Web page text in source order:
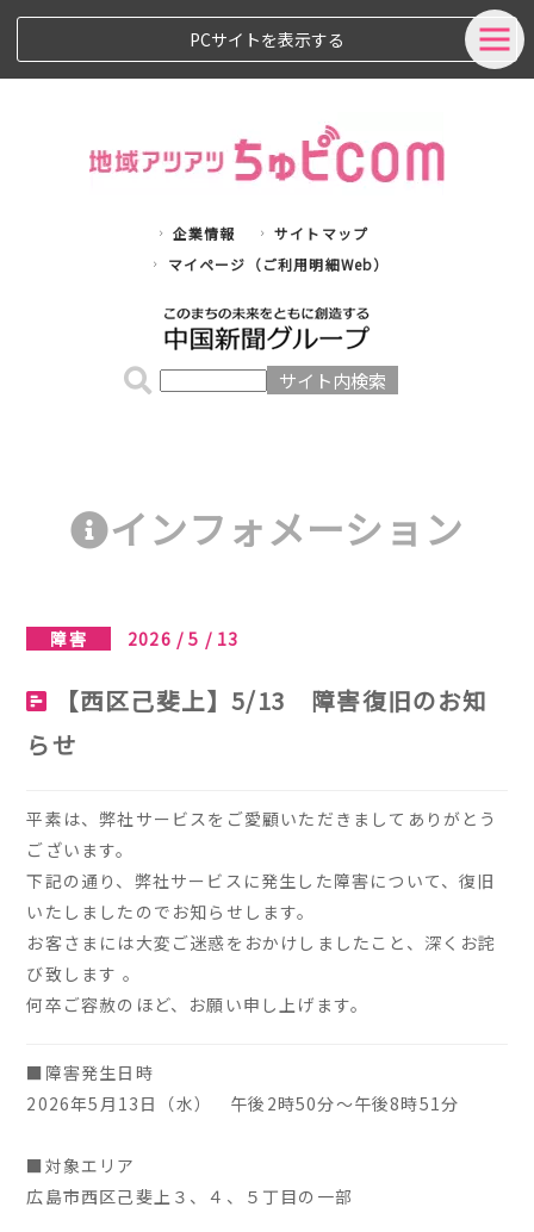
PCサイトを表示する
企業情報
サイトマップ
マイページ（ご利用明細Web）
インフォメーション
障害 2026 / 5 / 13
【西区己斐上】5/13 障害復旧のお知
らせ
平素は、弊社サービスをご愛顧いただきましてありがとう
ございます。
下記の通り、弊社サービスに発生した障害について、復旧
いたしましたのでお知らせします。
お客さまには大変ご迷惑をおかけしましたこと、深くお詫
び致します 。
何卒ご容赦のほど、お願い申し上げます。
■障害発生日時
2026年5月13日（水） 午後2時50分～午後8時51分
■対象エリア
広島市西区己斐上３、４、５丁目の一部